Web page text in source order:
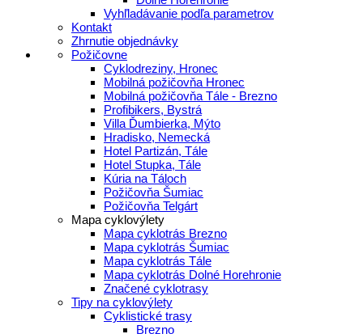
Vyhľladávanie podľa parametrov
Kontakt
Zhrnutie objednávky
Požičovne
Cyklodreziny, Hronec
Mobilná požičovňa Hronec
Mobilná požičovňa Tále - Brezno
Profibikers, Bystrá
Villa Ďumbierka, Mýto
Hradisko, Nemecká
Hotel Partizán, Tále
Hotel Stupka, Tále
Kúria na Táloch
Požičovňa Šumiac
Požičovňa Telgárt
Mapa cyklovýlety
Mapa cyklotrás Brezno
Mapa cyklotrás Šumiac
Mapa cyklotrás Tále
Mapa cyklotrás Dolné Horehronie
Značené cyklotrasy
Tipy na cyklovýlety
Cyklistické trasy
Brezno